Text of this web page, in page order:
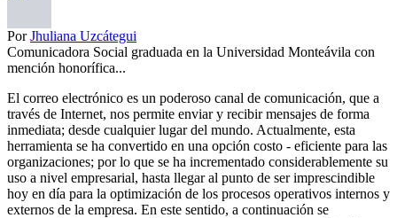
PorJhuliana Uzcátegui
Comunicadora Social graduada en la Universidad Monteávila con
mención honorífica...
El correo electrónico es un poderoso canal de comunicación, que a
través de Internet, nos permite enviar y recibir mensajes de forma
inmediata; desde cualquier lugar del mundo. Actualmente, esta
herramienta se ha convertido en una opción costo - eficiente para las
organizaciones; por lo que se ha incrementado considerablemente su
uso a nivel empresarial, hasta llegar al punto de ser imprescindible
hoy en día para la optimización de los procesos operativos internos y
externos de la empresa. En este sentido, a continuación se